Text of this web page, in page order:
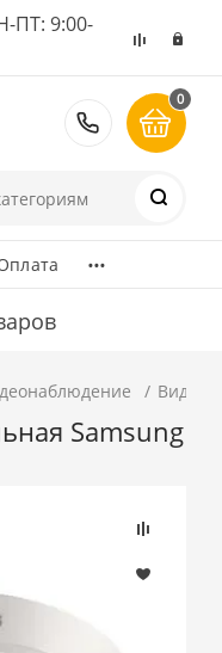
9:00-
8 (495)
0
...
Samsung